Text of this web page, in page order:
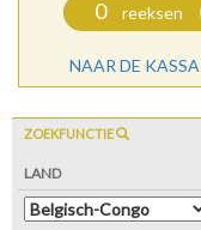
0 reeksen
NAAR DE KASSA
ZOEKFUNCTIE
LAND